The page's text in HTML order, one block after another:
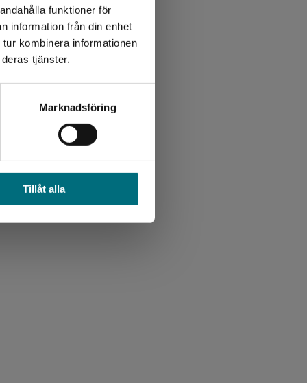
funktioner för
information från din enhet
kombinera informationen
tjänster.
Marknadsföring
Tillåt alla